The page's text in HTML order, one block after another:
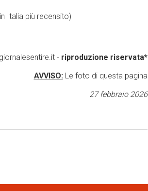
Italia più recensito)
- riproduzione riservata*
AVVISO:Le foto di questa pagina
27 febbraio 2026